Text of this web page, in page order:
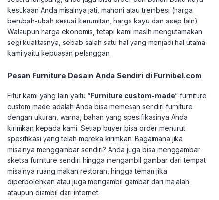
kesukaan Anda misalnya jati, mahoni atau trembesi (harga
berubah-ubah sesuai kerumitan, harga kayu dan asep lain).
Walaupun harga ekonomis, tetapi kami masih mengutamakan
segi kualitasnya, sebab salah satu hal yang menjadi hal utama
kami yaitu kepuasan pelanggan.
Pesan Furniture Desain Anda Sendiri di Furnibel.com
Fitur kami yang lain yaitu “Furniture custom-made” furniture
custom made adalah Anda bisa memesan sendiri furniture
dengan ukuran, warna, bahan yang spesifikasinya Anda
kirimkan kepada kami. Setiap buyer bisa order menurut
spesifikasi yang telah mereka kirimkan. Bagaimana jika
misalnya menggambar sendiri? Anda juga bisa menggambar
sketsa furniture sendiri hingga mengambil gambar dari tempat
misalnya ruang makan restoran, hingga teman jika
diperbolehkan atau juga mengambil gambar dari majalah
ataupun diambil dari internet.